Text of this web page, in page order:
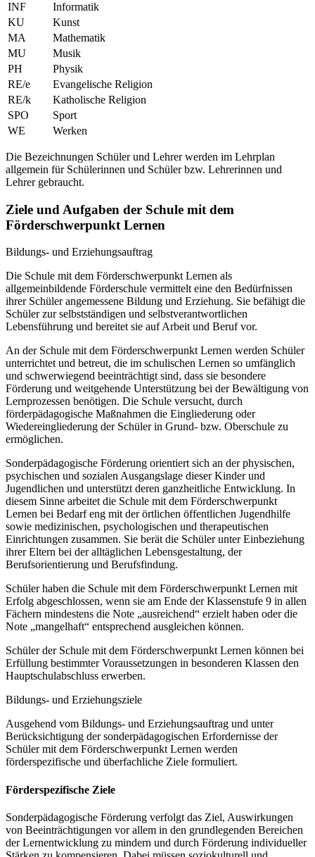
INF
Informatik
KU
Kunst
MA
Mathematik
MU
Musik
PH
Physik
RE/e
Evangelische Religion
RE/k
Katholische Religion
SPO
Sport
WE
Werken
Die Bezeichnungen Schüler und Lehrer werden im Lehrplan
allgemein für Schülerinnen und Schüler bzw. Lehrerinnen und
Lehrer gebraucht.
Ziele und Aufgaben der Schule mit dem
Förderschwerpunkt Lernen
Bildungs- und Erziehungsauftrag
Die Schule mit dem Förderschwerpunkt Lernen als
allgemeinbildende Förderschule vermittelt eine den Bedürfnissen
ihrer Schüler angemessene Bildung und Erziehung. Sie befähigt die
Schüler zur selbstständigen und selbstverantwortlichen
Lebensführung und bereitet sie auf Arbeit und Beruf vor.
An der Schule mit dem Förderschwerpunkt Lernen werden Schüler
unterrichtet und betreut, die im schulischen Lernen so umfänglich
und schwerwiegend beeinträchtigt sind, dass sie besondere
Förderung und weitgehende Unterstützung bei der Bewältigung von
Lernprozessen benötigen. Die Schule versucht, durch
förderpädagogische Maßnahmen die Eingliederung oder
Wiedereingliederung der Schüler in Grund- bzw. Oberschule zu
ermöglichen.
Sonderpädagogische Förderung orientiert sich an der physischen,
psychischen und sozialen Ausgangslage dieser Kinder und
Jugendlichen und unterstützt deren ganzheitliche Entwicklung. In
diesem Sinne arbeitet die Schule mit dem Förderschwerpunkt
Lernen bei Bedarf eng mit der örtlichen öffentlichen Jugendhilfe
sowie medizinischen, psychologischen und therapeutischen
Einrichtungen zusammen. Sie berät die Schüler unter Einbeziehung
ihrer Eltern bei der alltäglichen Lebensgestaltung, der
Berufsorientierung und Berufsfindung.
Schüler haben die Schule mit dem Förderschwerpunkt Lernen mit
Erfolg abgeschlossen, wenn sie am Ende der Klassenstufe 9 in allen
Fächern mindestens die Note „ausreichend“ erzielt haben oder die
Note „mangelhaft“ entsprechend ausgleichen können.
Schüler der Schule mit dem Förderschwerpunkt Lernen können bei
Erfüllung bestimmter Voraussetzungen in besonderen Klassen den
Hauptschulabschluss erwerben.
Bildungs- und Erziehungsziele
Ausgehend vom Bildungs- und Erziehungsauftrag und unter
Berücksichtigung der sonderpädagogischen Erfordernisse der
Schüler mit dem Förderschwerpunkt Lernen werden
förderspezifische und überfachliche Ziele formuliert.
Förderspezifische Ziele
Sonderpädagogische Förderung verfolgt das Ziel, Auswirkungen
von Beeinträchtigungen vor allem in den grundlegenden Bereichen
der Lernentwicklung zu mindern und durch Förderung individueller